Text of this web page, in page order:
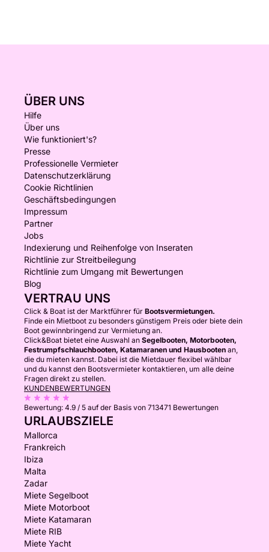
ÜBER UNS
Hilfe
Über uns
Wie funktioniert's?
Presse
Professionelle Vermieter
Datenschutzerklärung
Cookie Richtlinien
Geschäftsbedingungen
Impressum
Partner
Jobs
Indexierung und Reihenfolge von Inseraten
Richtlinie zur Streitbeilegung
Richtlinie zum Umgang mit Bewertungen
Blog
VERTRAU UNS
Click & Boat ist der Marktführer für Bootsvermietungen.
Finde ein Mietboot zu besonders günstigem Preis oder biete dein
Boot gewinnbringend zur Vermietung an.
Click&Boat bietet eine Auswahl an Segelbooten, Motorbooten,
Festrumpfschlauchbooten, Katamaranen und Hausbooten an,
die du mieten kannst. Dabei ist die Mietdauer flexibel wählbar
und du kannst den Bootsvermieter kontaktieren, um alle deine
Fragen direkt zu stellen.
KUNDENBEWERTUNGEN
Bewertung: 4.9 / 5 auf der Basis von 713471 Bewertungen
URLAUBSZIELE
Mallorca
Frankreich
Ibiza
Malta
Zadar
Miete Segelboot
Miete Motorboot
Miete Katamaran
Miete RIB
Miete Yacht